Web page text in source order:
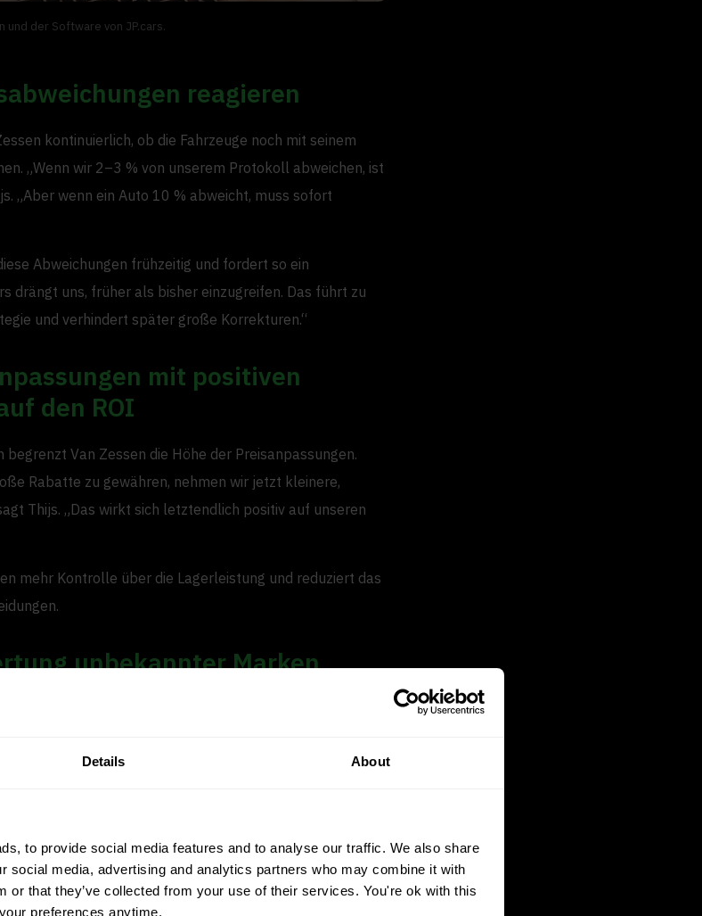
Details About
to provide social media features and to analyse our traffic. We also share
social media, advertising and analytics partners who may combine it with
or that they’ve collected from your use of their services. You're ok with this
preferences anytime.
und der Software von JP.cars.
reagieren
kontinuierlich, ob die Fahrzeuge noch mit seinem
„Wenn wir 2–3 % von unserem Protokoll abweichen, ist
„Aber wenn ein Auto 10 % abweicht, muss sofort
Abweichungen frühzeitig und fordert so ein
drängt uns, früher als bisher einzugreifen. Das führt zu
und verhindert später große Korrekturen.“
mit positiven
den ROI
begrenzt Van Zessen die Höhe der Preisanpassungen.
Rabatte zu gewähren, nehmen wir jetzt kleinere,
Thijs. „Das wirkt sich letztendlich positiv auf unseren
mehr Kontrolle über die Lagerleistung und reduziert das
unbekannter Marken
100 € genau“, erklärt Thijs. „Aber für andere Marken
sagt mir sofort, wie schnell sich ein Auto
Dieser Einblick ist beim Kauf äußerst wertvoll.“